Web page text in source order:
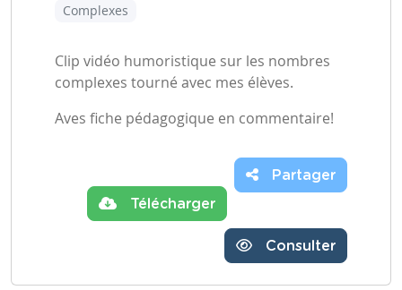
Complexes
Clip vidéo humoristique sur les nombres
complexes tourné avec mes élèves.
Aves fiche pédagogique en commentaire!
Télécharger
Partager
Consulter